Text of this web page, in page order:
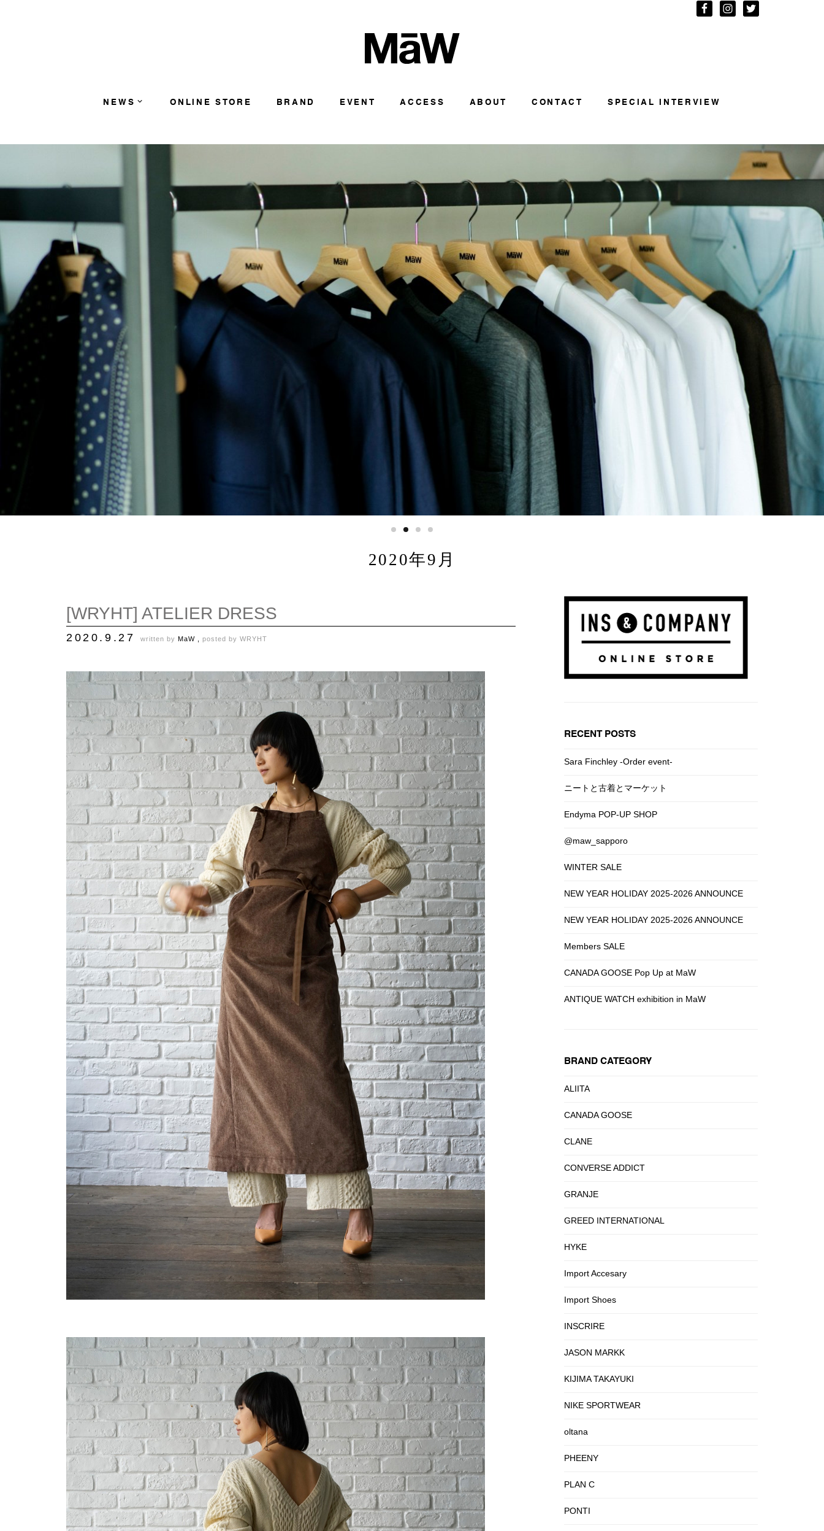
NEWS ONLINE STORE BRAND EVENT ACCESS ABOUT CONTACT SPECIAL INTERVIEW
2020年9月
[WRYHT] ATELIER DRESS
2020.9.27 written by MaW , posted by WRYHT
RECENT POSTS
Sara Finchley -Order event-
ニートと古着とマーケット
Endyma POP-UP SHOP
@maw_sapporo
WINTER SALE
NEW YEAR HOLIDAY 2025-2026 ANNOUNCE
NEW YEAR HOLIDAY 2025-2026 ANNOUNCE
Members SALE
CANADA GOOSE Pop Up at MaW
ANTIQUE WATCH exhibition in MaW
BRAND CATEGORY
ALIITA
CANADA GOOSE
CLANE
CONVERSE ADDICT
GRANJE
GREED INTERNATIONAL
HYKE
Import Accesary
Import Shoes
INSCRIRE
JASON MARKK
KIJIMA TAKAYUKI
NIKE SPORTWEAR
oltana
PHEENY
PLAN C
PONTI